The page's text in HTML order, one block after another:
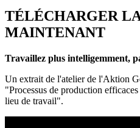
TÉLÉCHARGER
MAINTENANT
Travaillez plus intelligemment,
Un extrait de l'atelier de l'Aktion
"Processus de production
lieu de travail".